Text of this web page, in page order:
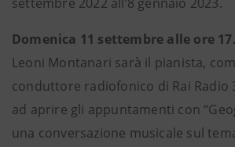
Domenica 11 settembre alle ore
Leoni Montanari sarà il pianista,
conduttore radiofonico di Rai Radio
ad aprire gli appuntamenti con
una conversazione musicale sul